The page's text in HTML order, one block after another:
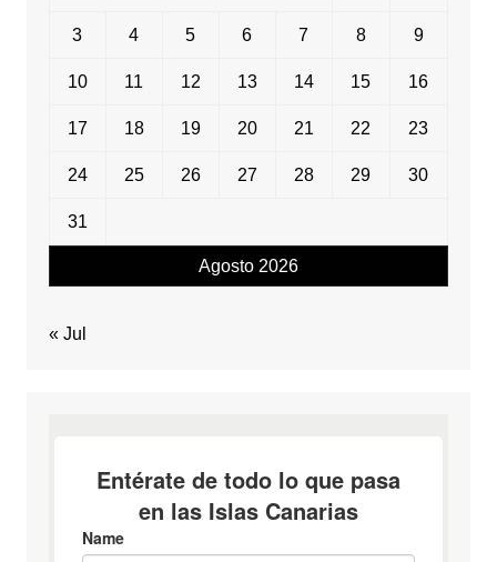
Agosto 2026
3 4 5 6 7 8 9
10 11 12 13 14 15 16
17 18 19 20 21 22 23
24 25 26 27 28 29 30
31
« Jul